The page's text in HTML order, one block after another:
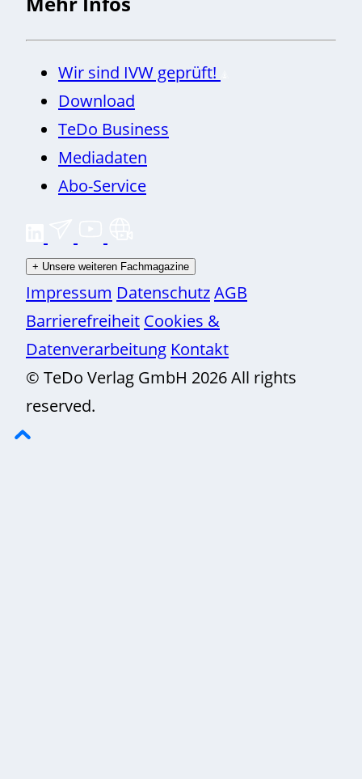
Wir sind IVW geprüft!
Download
TeDo Business
Mediadaten
Abo-Service
+ Unsere weiteren Fachmagazine
Impressum DatenschutzAGB
Barrierefreiheit Cookies &
Datenverarbeitung Kontakt
© TeDo Verlag GmbH 2026 All rights
reserved.